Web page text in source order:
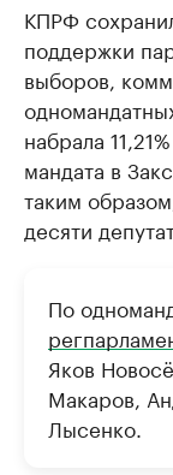
КПРФ
поддержки
выборов,
набрала
мандата в
таким
десяти
По
Яков
Макаров,
Лысенко.